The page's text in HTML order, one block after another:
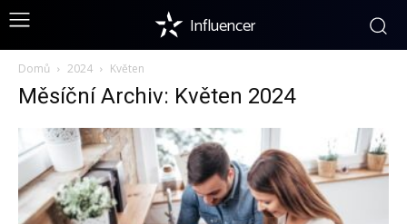
Influencer
Domů 2024 Květen
Měsíční Archiv: Květen 2024